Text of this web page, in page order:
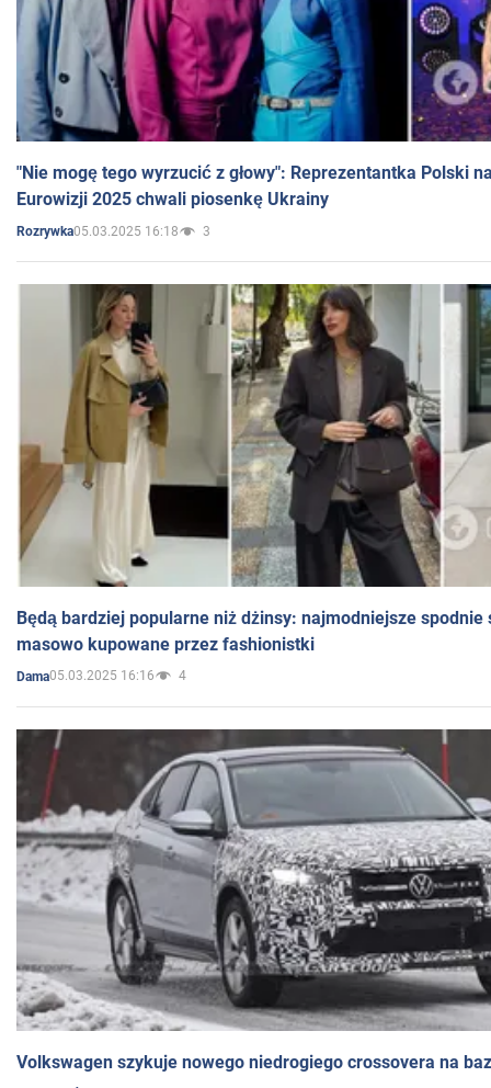
"Nie mogę tego wyrzucić z głowy": Reprezentantka Polski
Eurowizji 2025 chwali piosenkę Ukrainy
Rozrywka05.03.2025 16:18 3
Będą bardziej popularne niż dżinsy: najmodniejsze spodnie
masowo kupowane przez fashionistki
Dama05.03.2025 16:16 4
Volkswagen szykuje nowego niedrogiego crossovera na